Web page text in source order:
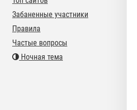
Забаненные участники
Правила
Частые вопросы
Ночная тема